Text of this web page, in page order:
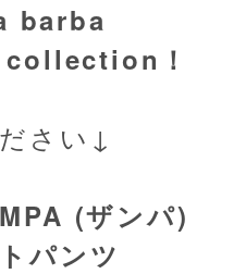
barba
！
さい↓
(ザンパ)
パンツ